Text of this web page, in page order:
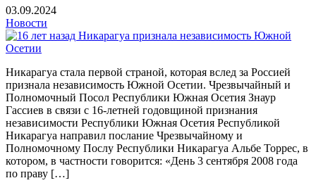
03.09.2024
Новости
Никарагуа стала первой страной, которая вслед за Россией
признала независимость Южной Осетии. Чрезвычайный и
Полномочный Посол Республики Южная Осетия Знаур
Гассиев в связи с 16-летней годовщиной признания
независимости Республики Южная Осетия Республикой
Никарагуа направил послание Чрезвычайному и
Полномочному Послу Республики Никарагуа Альбе Торрес, в
котором, в частности говорится: «День 3 сентября 2008 года
по праву […]